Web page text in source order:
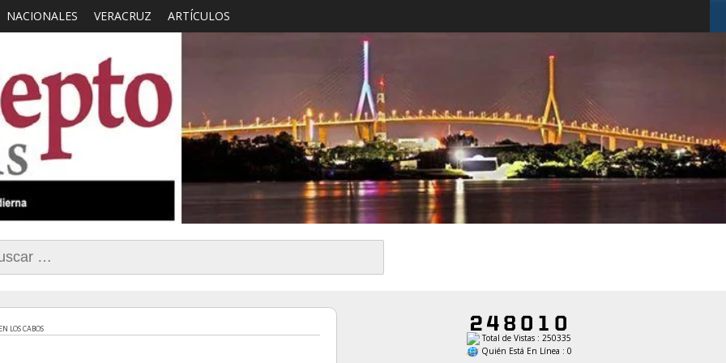
con Sentido Comun
NACIONALES VERACRUZ ARTÍCULOS
LOS CABOS
Total de Vistas : 250335
Quién Está En Línea : 0